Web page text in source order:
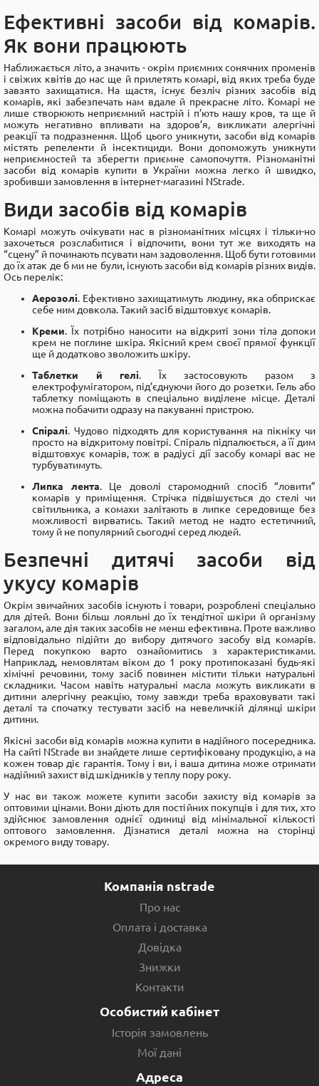
Ефективні засоби від комарів.
Як вони працюють
Наближається літо, а значить - окрім приємних сонячних променів
і свіжих квітів до нас ще й прилетять комарі, від яких треба буде
завзято захищатися. На щастя, існує безліч різних засобів від
комарів, які забезпечать нам вдале й прекрасне літо. Комарі не
лише створюють неприємний настрій і п’ють нашу кров, та ще й
можуть негативно впливати на здоров’я, викликати алергічні
реакції та подразнення. Щоб цього уникнути, засоби від комарів
містять репеленти й інсектициди. Вони допоможуть уникнути
неприємностей та зберегти приємне самопочуття. Різноманітні
засоби від комарів купити в України можна легко й швидко,
зробивши замовлення в інтернет-магазині NStrade.
Види засобів від комарів
Комарі можуть очікувати нас в різноманітних місцях і тільки-но
захочеться розслабитися і відпочити, вони тут же виходять на
“сцену” й починають псувати нам задоволення. Щоб бути готовими
до їх атак де б ми не були, існують засоби від комарів різних видів.
Ось перелік:
Аерозолі. Ефективно захищатимуть людину, яка обприскає
себе ним довкола. Такий засіб відштовхує комарів.
Креми. Їх потрібно наносити на відкриті зони тіла допоки
крем не поглине шкіра. Якісний крем своєї прямої функції
ще й додатково зволожить шкіру.
Таблетки й гелі. Їх застосовують разом з
електрофумігатором, під’єднуючи його до розетки. Гель або
таблетку поміщають в спеціально виділене місце. Деталі
можна побачити одразу на пакуванні пристрою.
Спіралі. Чудово підходять для користування на пікніку чи
просто на відкритому повітрі. Спіраль підпалюється, а її дим
відштовхує комарів, тож в радіусі дії засобу комарі вас не
турбуватимуть.
Липка лента. Це доволі старомодний спосіб “ловити”
комарів у приміщення. Стрічка підвішується до стелі чи
світильника, а комахи залітають в липке середовище без
можливості вирватись. Такий метод не надто естетичний,
тому й не популярний сьогодні серед людей.
Безпечні дитячі засоби від
укусу комарів
Окрім звичайних засобів існують і товари, розроблені спеціально
для дітей. Вони більш лояльні до їх тендітної шкіри й організму
загалом, але дія таких засобів не менш ефективна. Проте важливо
відповідально підійти до вибору дитячого засобу від комарів.
Перед покупкою варто ознайомитись з характеристиками.
Наприклад, немовлятам віком до 1 року протипоказані будь-які
хімічні речовини, тому засіб повинен містити тільки натуральні
складники. Часом навіть натуральні масла можуть викликати в
дитини алергічну реакцію, тому завжди треба враховувати такі
деталі та спочатку тестувати засіб на невеличкій ділянці шкіри
дитини.
Якісні засоби від комарів можна купити в надійного посередника.
На сайті NStrade ви знайдете лише сертифіковану продукцію, а на
кожен товар діє гарантія. Тому і ви, і ваша дитина може отримати
надійний захист від шкідників у теплу пору року.
У нас ви також можете купити засоби захисту від комарів за
оптовими цінами. Вони діють для постійних покупців і для тих, хто
здійснює замовлення однієї одиниці від мінімальної кількості
оптового замовлення. Дізнатися деталі можна на сторінці
окремого виду товару.
Компанія nstrade
Про нас
Оплата і доставка
Довідка
Знижки
Контакти
Особистий кабінет
Історія замовлень
Мої дані
Адреса